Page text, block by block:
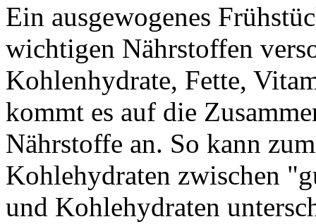
Ein ausgewogenes
wichtigen Nährstoffen
Kohlenhydrate, Fette,
kommt es auf die
Nährstoffe an. So kann
Kohlehydraten zwischen
und Kohlehydraten